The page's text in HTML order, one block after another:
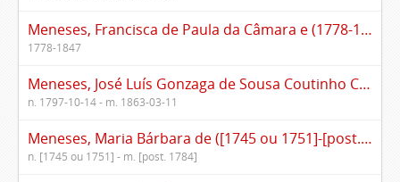
Meneses, Francisca de Paula da Câmara e (1778-1847)
1778-1847
Meneses, José Luís Gonzaga de Sousa Coutinho Castelo Branco e (1797-1863)
n. 1797-10-14 - m. 1863-03-11
Meneses, Maria Bárbara de ([1745 ou 1751]-[post. 1784])
n. [1745 ou 1751] - m. [post. 1784]